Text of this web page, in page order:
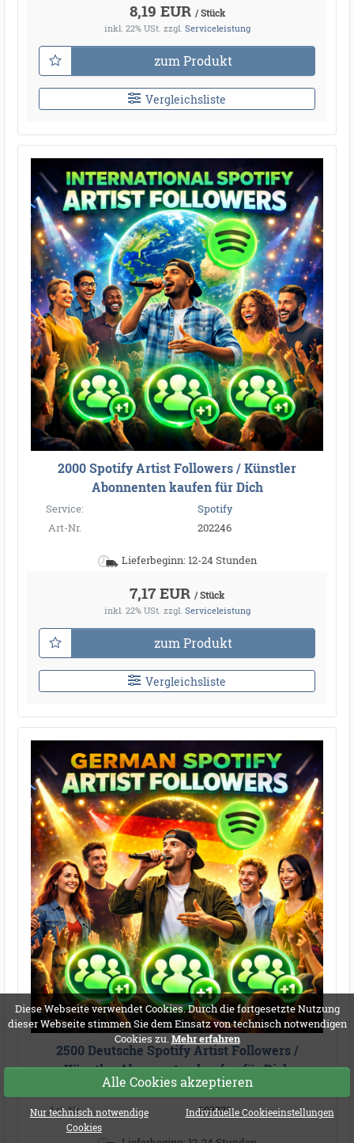
Diese Webseite verwendet Cookies. Durch die fortgesetzte Nutzung
dieser Webseite stimmen Sie dem Einsatz von technisch notwendigen
Cookies zu. Mehr erfahren
Alle Cookies akzeptieren
Nur technisch notwendige
Cookies
Individuelle Cookieeinstellungen
8,19 EUR / Stück
inkl. 22% USt. zzgl. Serviceleistung
zum Produkt
Vergleichsliste
2000 Spotify Artist Followers / Künstler
Abonnenten kaufen für Dich
Service:
Spotify
Art-Nr.
202246
Lieferbeginn: 12-24 Stunden
7,17 EUR / Stück
inkl. 22% USt. zzgl. Serviceleistung
zum Produkt
Vergleichsliste
2500 Deutsche Spotify Artist Followers /
Künstler Abonnenten kaufen für Dich
Spotify
Art-Nr.
203323